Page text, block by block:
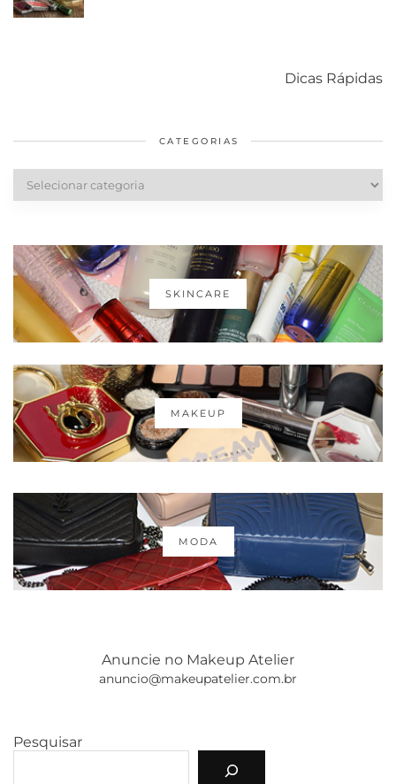
Dicas Rápidas
diários
cabelos
CATEGORIAS
Categorias
SKINCARE
MAKEUP
MODA
Anuncie no Makeup Atelier
anuncio@makeupatelier.com.br
Pesquisar